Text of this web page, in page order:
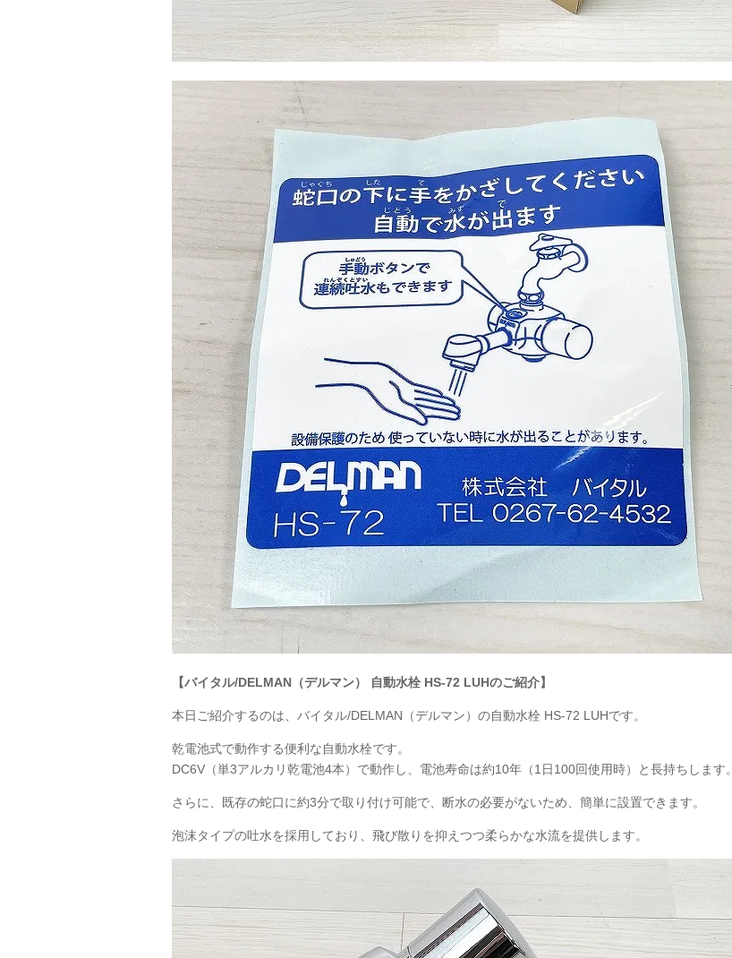
【バイタル/DELMAN（デルマン） 自動水栓 HS-72 LUHのご紹介】
本日ご紹介するのは、バイタル/DELMAN（デルマン）の自動水栓 HS-72 LUHです。
乾電池式で動作する便利な自動水栓です。
DC6V （単3アルカリ乾電池4本）で動作し、電池寿命は約10年（1日100回使用時）と長持ちします。
さらに、既存の蛇口に約3分で取り付け可能で、断水の必要がないため、簡単に設置できます。
泡沫タイプの吐水を採用しており、飛び散りを抑えつつ柔らかな水流を提供します。